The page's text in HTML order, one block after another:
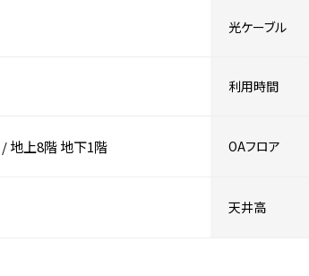
光ケーブル
利用時間
/地上8階地下1階 OAフロア
天井高